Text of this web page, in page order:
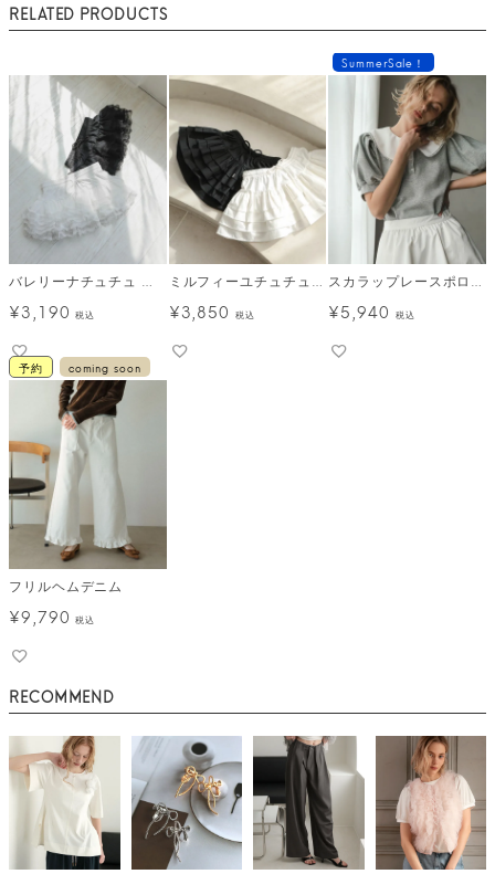
RELATED PRODUCTS
バレリーナチュチュ メール便
¥3,190 税込
ミルフィーユチュチュ メール便
¥3,850 税込
スカラップレースポロ メール便
SummerSale！
¥5,940 税込
フリルヘムデニム
予約 coming soon
¥9,790 税込
RECOMMEND